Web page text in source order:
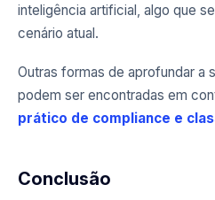
inteligência artificial, algo que
cenário atual.
Outras formas de aprofundar a
podem ser encontradas em
prático de compliance e
Conclusão